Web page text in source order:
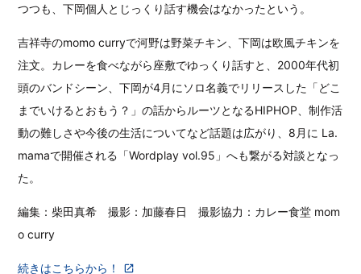
つつも、下岡個人とじっくり話す機会はなかったという。
吉祥寺のmomo curryで河野は野菜チキン、下岡は欧風チキンを
注文。カレーを食べながら座敷でゆっくり話すと、2000年代初
頭のバンドシーン、下岡が4月にソロ名義でリリースした「どこ
までいけるとおもう？」の話からルーツとなるHIPHOP、制作活
動の難しさや今後の生活についてなど話題は広がり、8月に La.
mamaで開催される「Wordplay vol.95」へも繋がる対談となっ
た。
編集：柴田真希 撮影：加藤春日 撮影協力：カレー食堂 mom
o curry
続きはこちらから！